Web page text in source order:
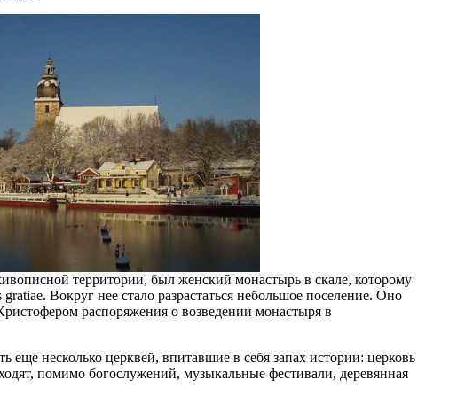
территории, был женский монастырь в скале, которому
Вокруг нее стало разрастаться небольшое поселение. Оно
распоряжения о возведении монастыря в
еще несколько церквей, впитавшие в себя запах истории: церковь
помимо богослужений, музыкальные фестивали, деревянная